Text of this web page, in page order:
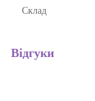
Склад
Відгуки